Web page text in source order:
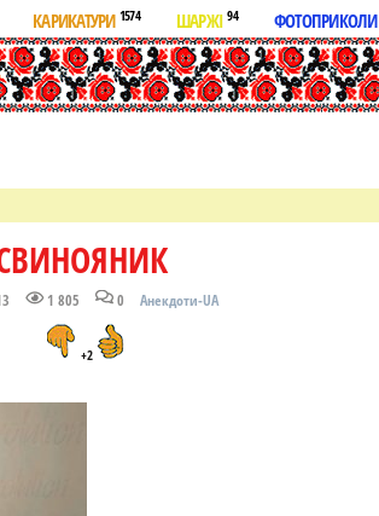
КАРИКАТУРИ 1574 ШАРЖІ94 ФОТОПРИКОЛИ
1 805 0 Анекдоти-UA
+2